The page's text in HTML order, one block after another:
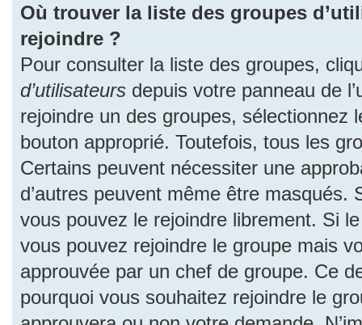
Où trouver la liste des groupes
rejoindre ?
Pour consulter la liste des groupes,
d’utilisateurs depuis votre panneau de
rejoindre un des groupes, sélectionnez
bouton approprié. Toutefois, tous les
Certains peuvent nécessiter une
d’autres peuvent même être
vous pouvez le rejoindre librement. Si
vous pouvez rejoindre le groupe mais
approuvée par un chef de groupe. Ce
pourquoi vous souhaitez rejoindre le